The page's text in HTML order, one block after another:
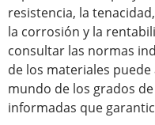
resistencia, la
la corrosión y la
consultar las normas
de los materiales
mundo de los grados
informadas que